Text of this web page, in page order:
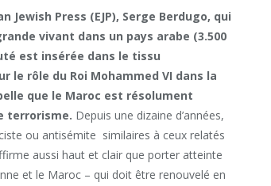
Jewish Press (EJP), Serge Berdugo, qui
vivant dans un pays arabe (3.500
est insérée dans le tissu
le rôle du Roi Mohammed VI dans la
que le Maroc est résolument
terrorisme. Depuis une dizaine d’années,
ou antisémite similaires à ceux relatés
aussi haut et clair que porter atteinte
et le Maroc – qui doit être renouvelé en